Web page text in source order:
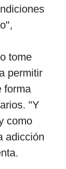
tome
permitir
forma
"Y
como
adicción